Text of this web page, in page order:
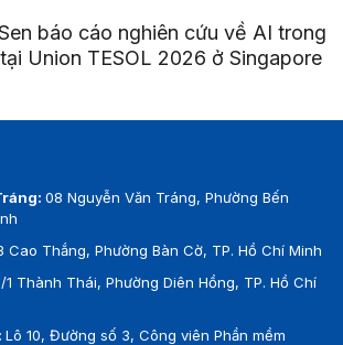
báo cáo nghiên cứu về AI trong
Union TESOL 2026 ở Singapore
08 Nguyễn Văn Tráng, Phường Bến
Cao Thắng, Phường Bàn Cờ, TP. Hồ Chí Minh
1 Thành Thái, Phường Diên Hồng, TP. Hồ Chí
Lô 10, Đường số 3, Công viên Phần mềm